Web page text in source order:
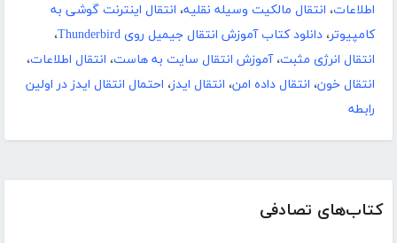
کتاب‌های تصادفی
اطلاعات، انتقال مالکیت وسیله نقلیه، انتقال اینترنت گوشی به
کامپیوتر، دانلود کتاب آموزش انتقال جیمیل روی Thunderbird
،
انتقال انرژی مثبت،آموزش انتقال سایت به هاست، انتقال اطلاعات،
انتقال خون، انتقال داده امن، انتقال ایدز، احتمال انتقال ایدز در اولین
رابطه